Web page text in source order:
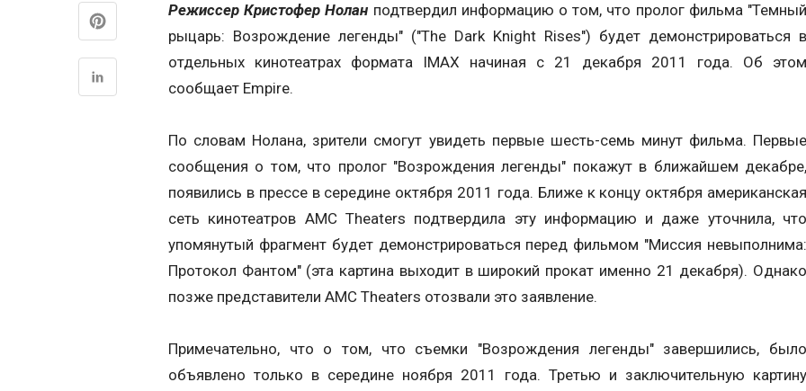
Режиссер Кристофер Нолан подтвердил информацию о том, что пролог фильма
рыцарь: Возрождение легенды" ("The Dark Knight Rises") будет демонстрироваться в
отдельных кинотеатрах формата IMAX начиная с 21 декабря 2011 года. Об этом
сообщает Empire.
По словам Нолана, зрители смогут увидеть первые шесть-семь минут фильма. Первые
сообщения о том, что пролог "Возрождения легенды" покажут в ближайшем декабре,
появились в прессе в середине октября 2011 года. Ближе к концу октября американская
сеть кинотеатров AMC Theaters подтвердила эту информацию и даже уточнила, что
упомянутый фрагмент будет демонстрироваться перед фильмом "Миссия невыполнима:
Протокол Фантом" (эта картина выходит в широкий прокат именно 21 декабря). Однако
позже представители AMC Theaters отозвали это заявление.
Примечательно, что о том, что съемки "Возрождения легенды" завершились, было
объявлено только в середине ноября 2011 года. Третью и заключительную картину